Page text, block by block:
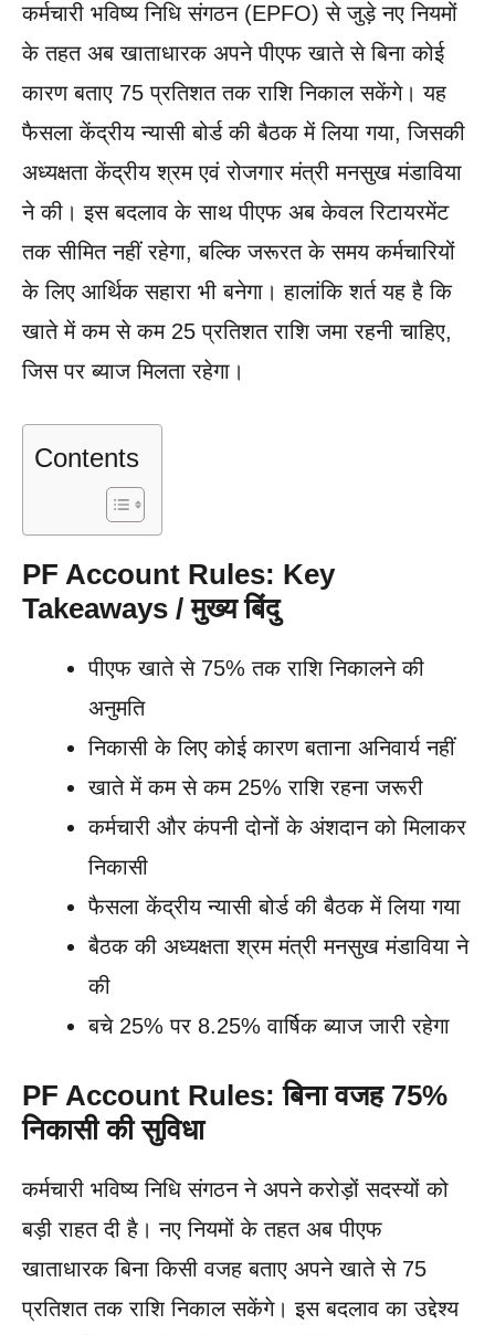
कर्मचारी भविष्य निधि संगठन (EPFO) से जुड़े नए नियमों
के तहत अब खाताधारक अपने पीएफ खाते से बिना कोई
कारण बताए 75 प्रतिशत तक राशि निकाल सकेंगे। यह
फैसला केंद्रीय न्यासी बोर्ड की बैठक में लिया गया, जिसकी
अध्यक्षता केंद्रीय श्रम एवं रोजगार मंत्री मनसुख मंडाविया
ने की। इस बदलाव के साथ पीएफ अब केवल रिटायरमेंट
तक सीमित नहीं रहेगा, बल्कि जरूरत के समय कर्मचारियों
के लिए आर्थिक सहारा भी बनेगा। हालांकि शर्त यह है कि
खाते में कम से कम 25 प्रतिशत राशि जमा रहनी चाहिए,
जिस पर ब्याज मिलता रहेगा।
Contents
PF Account Rules: Key
Takeaways / मुख्य बिंदु
पीएफ खाते से 75% तक राशि निकालने की
अनुमति
निकासी के लिए कोई कारण बताना अनिवार्य नहीं
खाते में कम से कम 25% राशि रहना जरूरी
कर्मचारी और कंपनी दोनों के अंशदान को मिलाकर
निकासी
फैसला केंद्रीय न्यासी बोर्ड की बैठक में लिया गया
बैठक की अध्यक्षता श्रम मंत्री मनसुख मंडाविया ने
की
बचे 25% पर 8.25% वार्षिक ब्याज जारी रहेगा
PF Account Rules: बिना वजह 75%
निकासी की सुविधा
कर्मचारी भविष्य निधि संगठन ने अपने करोड़ों सदस्यों को
बड़ी राहत दी है। नए नियमों के तहत अब पीएफ
खाताधारक बिना किसी वजह बताए अपने खाते से 75
प्रतिशत तक राशि निकाल सकेंगे। इस बदलाव का उद्देश्य